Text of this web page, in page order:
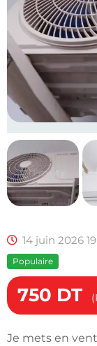
14 juin 2026
Populaire
750 DT
Je mets en